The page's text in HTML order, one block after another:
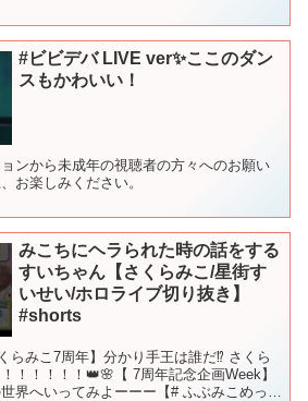
#ビビデバ LIVE ver✨ここのダン
スもかわいい！
ンから未成年の視聴者の方々へのお願い
お楽しみください。
みこちにヘラられた時の話をする
すいちゃん【さくらみこ/星街す
いせい/ホロライブ切り抜き】
#shorts
らみこ7周年】分かり手王は誰だ⁉ さくら
！！！！！👑🌸【 7周年記念企画Week】
界へいってみよーーー【# ふぶみこめっと